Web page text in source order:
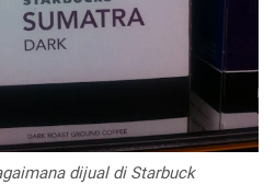
dijual di Starbuck